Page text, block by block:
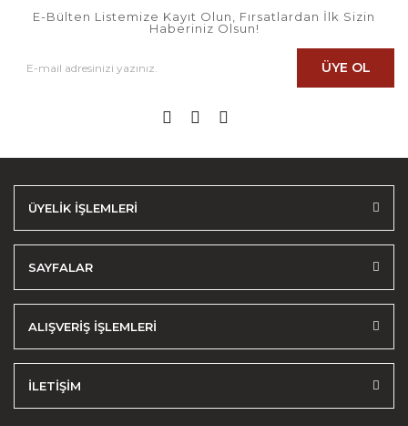
E-Bülten Listemize Kayıt Olun, Fırsatlardan İlk Sizin
Haberiniz Olsun!
ÜYE OL
ÜYELİK İŞLEMLERİ
SAYFALAR
ALIŞVERİŞ İŞLEMLERİ
İLETİŞİM